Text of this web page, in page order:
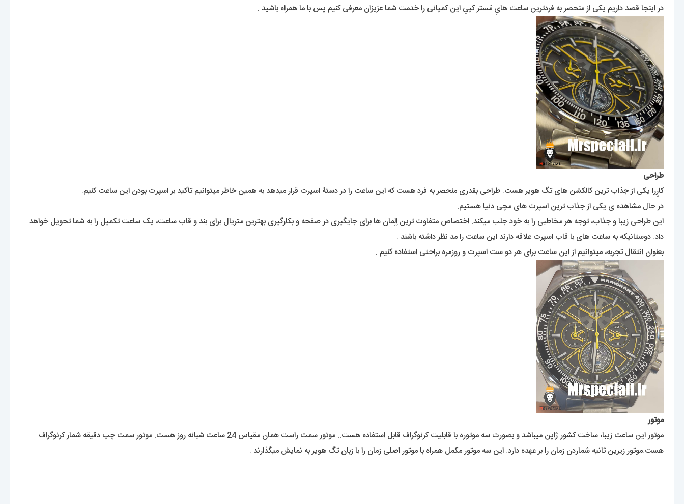
در اینجا قصد داریم یکی از منحصر به فردترین ساعت هایِ مَستر کپیِ این کمپانی را خدمت شما عزیزان معرفی کنیم پس با ما همراه باشید .
طراحی
کارِرا یکی از جذاب ترین کالکشن های تگ هویر هست. طراحی بقدری منحصر به فرد هست که این ساعت را در دستۀ اسپرت قرار میدهد به همین خاطر میتوانیم تأکید بر اسپرت بودن این ساعت کنیم.
در حال مشاهده ی یکی از جذاب ترین اسپرت های مچی دنیا هستیم.
این طراحی زیبا و جذاب، توجه هر مخاطبی را به خود جلب میکند. اختصاص متفاوت ترین اِلِمان ها برای جایگیری در صفحه و بکارگیری بهترین متریال برای بند و قاب ساعت، یک ساعت تکمیل را به شما تحویل خواهد
داد. دوستانیکه به ساعت های با قاب اسپرت علاقه دارند این ساعت را مد نظر داشته باشند .
بعنوان انتقال تجربه، میتوانیم از این ساعت برای هر دو ست اسپرت و روزمره براحتی استفاده کنیم .
موتور
موتور این ساعت زیبا، ساخت کشور ژاپن میباشد و بصورت سه موتوره با قابلیت کرنوگراف قابل استفاده هست.. موتور سمت راست همان مقیاس 24 ساعت شبانه روز هست. موتور سمت چپ دقیقه شمار کرنوگراف
هست.موتور زیرین ثانیه شماردن زمان را بر عهده دارد. این سه موتور مکمل همراه با موتور اصلی زمان را با زبان تگ هویر به نمایش میگذارند .